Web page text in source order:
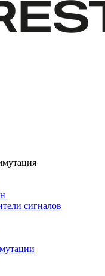
сигналов